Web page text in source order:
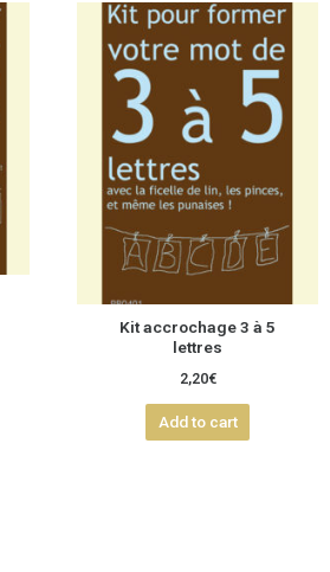
Kit accrochage 3 à 5
lettres
2,20€
Add to cart